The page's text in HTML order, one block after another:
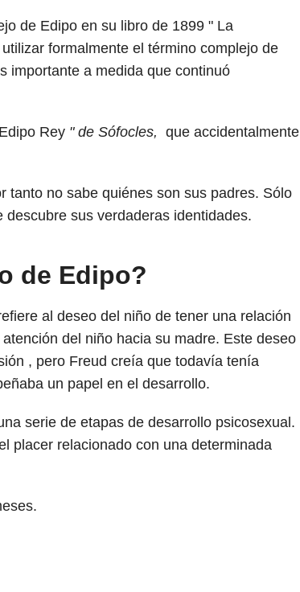
de Edipo en su libro de 1899 " La
formalmente el término complejo de
importante a medida que continuó
Rey " de Sófocles, que accidentalmente
tanto no sabe quiénes son sus padres. Sólo
sus verdaderas identidades.
de Edipo?
al deseo del niño de tener una relación
del niño hacia su madre. Este deseo
, pero Freud creía que todavía tenía
un papel en el desarrollo.
serie de etapas de desarrollo psicosexual.
placer relacionado con una determinada